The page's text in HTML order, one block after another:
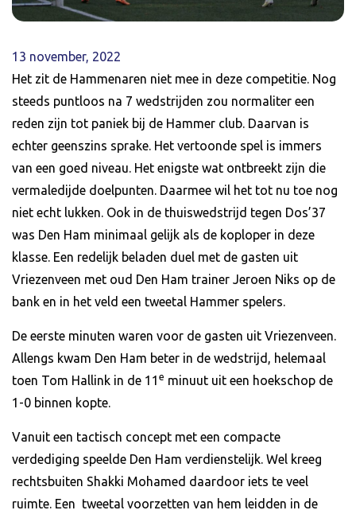
13 november, 2022
Het zit de Hammenaren niet mee in deze competitie. Nog
steeds puntloos na 7 wedstrijden zou normaliter een
reden zijn tot paniek bij de Hammer club. Daarvan is
echter geenszins sprake. Het vertoonde spel is immers
van een goed niveau. Het enigste wat ontbreekt zijn die
vermaledijde doelpunten. Daarmee wil het tot nu toe nog
niet echt lukken. Ook in de thuiswedstrijd tegen Dos’37
was Den Ham minimaal gelijk als de koploper in deze
klasse. Een redelijk beladen duel met de gasten uit
Vriezenveen met oud Den Ham trainer Jeroen Niks op de
bank en in het veld een tweetal Hammer spelers.
De eerste minuten waren voor de gasten uit Vriezenveen.
Allengs kwam Den Ham beter in de wedstrijd, helemaal
toen Tom Hallink in de 11 e minuut uit een hoekschop de
1-0 binnen kopte.
Vanuit een tactisch concept met een compacte
verdediging speelde Den Ham verdienstelijk. Wel kreeg
rechtsbuiten Shakki Mohamed daardoor iets te veel
ruimte. Een tweetal voorzetten van hem leidden in de